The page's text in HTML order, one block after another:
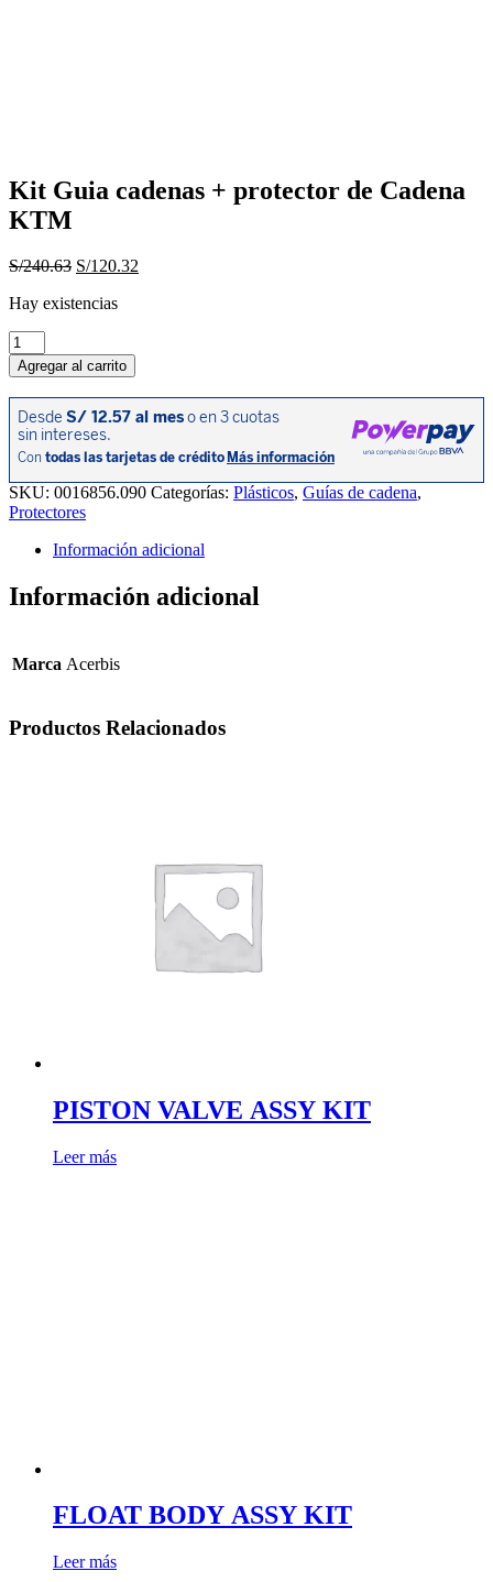
Kit Guia cadenas + protector de Cadena
KTM
S/240.63 El
original
S/120.32
Hay existencias
Kit
Guia
cadenas
+
protector
de
Cadena
KTM
cantidad
Agregar al carrito
SKU: 0016856.090 Categorías: Plásticos, Guías de cadena,
Protectores
Información adicional
Información adicional
Marca Acerbis
Productos Relacionados
PISTON VALVE ASSY KIT
Leer más
FLOAT BODY ASSY KIT
Leer más